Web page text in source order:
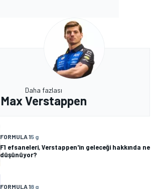
Daha fazlası
Max Verstappen
FORMULA 15 g
F1 efsaneleri, Verstappen'in geleceği hakkında ne
düşünüyor?
FORMULA 18 g